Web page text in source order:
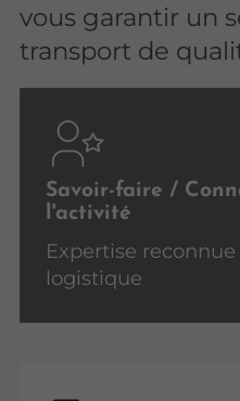
vous garantir un
transport de
Savoir-faire /
l'activité
Expertise
logistique